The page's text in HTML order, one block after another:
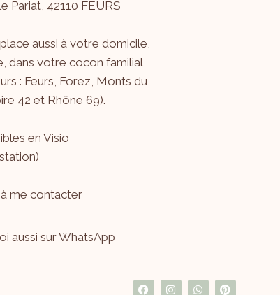
Pariat, 42110 FEURS
aussi à votre domicile,
dans votre cocon familial
: Feurs, Forez, Monts du
42 et Rhône 69).
en Visio
à mecontacter
aussi sur WhatsApp